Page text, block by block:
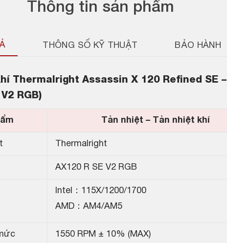
Thông tin sản phẩm
THÔNG SỐ KỸ THUẬT BẢO HÀNH
Thermalright Assassin X 120 Refined SE –
RGB)
Tản nhiệt – Tản nhiệt khí
Thermalright
AX120 R SE V2 RGB
Intel：115X/1200/1700
AMD：AM4/AM5
1550 RPM ± 10% (MAX)